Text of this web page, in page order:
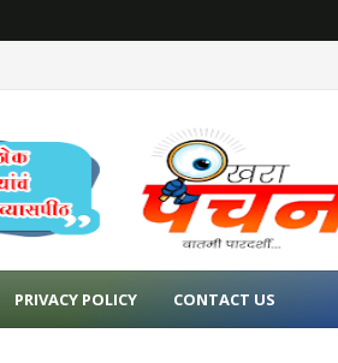
PRIVACY POLICY CONTACT US